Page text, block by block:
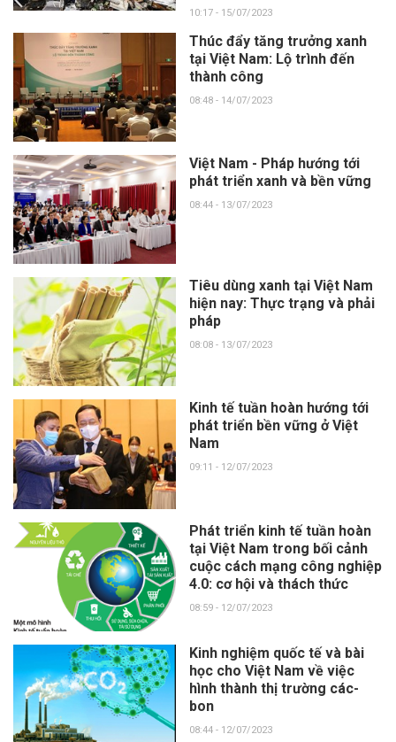
10:17 - 15/07/2023
Thúc đẩy tăng trưởng xanh
tại Việt Nam: Lộ trình đến
thành công
08:48 - 14/07/2023
Việt Nam - Pháp hướng tới
phát triển xanh và bền vững
08:44 - 13/07/2023
Tiêu dùng xanh tại Việt Nam
hiện nay: Thực trạng và phải
pháp
08:08 - 13/07/2023
Kinh tế tuần hoàn hướng tới
phát triển bền vững ở Việt
Nam
09:11 - 12/07/2023
Phát triển kinh tế tuần hoàn
tại Việt Nam trong bối cảnh
cuộc cách mạng công nghiệp
4.0: cơ hội và thách thức
08:59 - 12/07/2023
Kinh nghiệm quốc tế và bài
học cho Việt Nam về việc
hình thành thị trường các-
bon
08:44 - 12/07/2023